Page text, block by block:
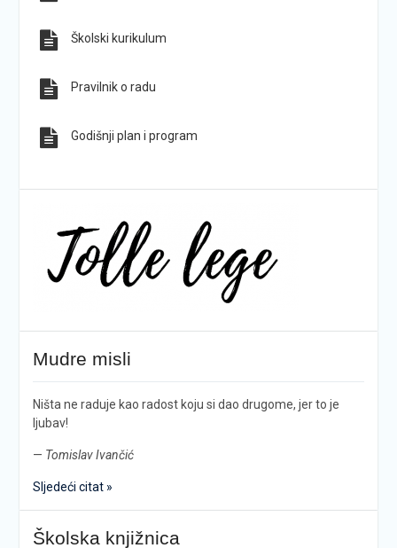
Školski kurikulum
Pravilnik o radu
Godišnji plan i program
Mudre misli
Ništa ne raduje kao radost koju si dao drugome, jer to je
ljubav!
— Tomislav Ivančić
Sljedeći citat »
Školska knjižnica